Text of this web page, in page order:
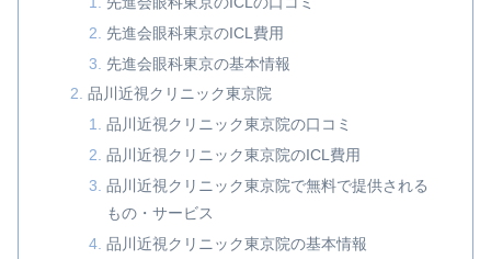
先進会眼科東京のICL費用
先進会眼科東京の基本情報
品川近視クリニック東京院
品川近視クリニック東京院の口コミ
品川近視クリニック東京院のICL費用
品川近視クリニック東京院で無料で提供される
もの・サービス
品川近視クリニック東京院の基本情報